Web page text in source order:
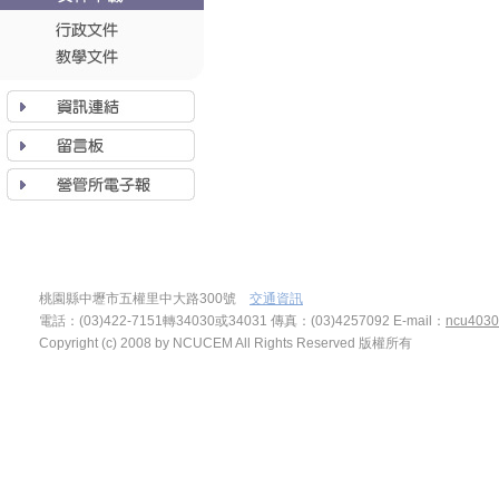
桃園縣中壢市五權里中大路300號 交通資訊
電話：(03)422-7151轉34030或34031 傳真：(03)4257092 E-mail：
Copyright (c) 2008 by NCUCEM All Rights Reserved 版權所有